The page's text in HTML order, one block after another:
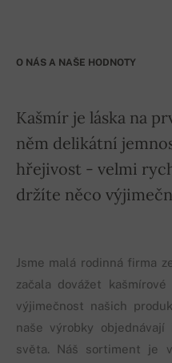
O NÁS A NAŠE HODNOTY
Kašmír je láska na
něm delikátní
hřejivost - velmi
držíte něco
Jsme malá rodinná firma
začala dovážet
výjimečnost našich
naše výrobky
světa. Náš sortiment je